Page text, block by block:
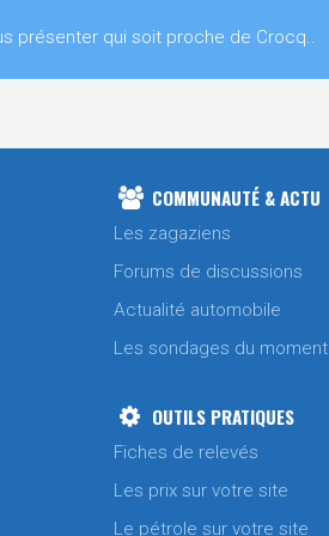
présenter qui soit proche de Crocq..
COMMUNAUTÉ & ACTU
Les zagaziens
Forums de discussions
Actualité automobile
Les sondages du moment
OUTILS PRATIQUES
Fiches de relevés
Les prix sur votre site
Le pétrole sur votre site